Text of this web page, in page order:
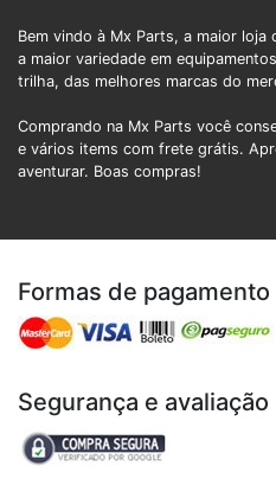
Bem vindo à Mx Parts, a maior
a maior variedade em
trilha, das melhores marcas do
Comprando na Mx Parts você
e vários items com frete grátis.
aventurar. Boas compras!
Formas de pagamento
Segurança e avaliação